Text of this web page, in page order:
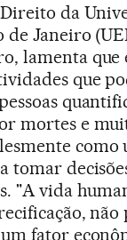
da
de Janeiro
lamenta que
que
mortes e
como
tomar
"A vida
não
fator